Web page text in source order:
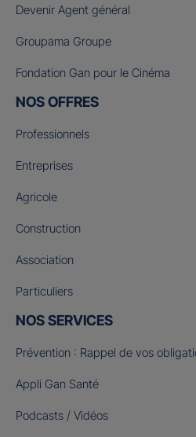
Devenir Agent général
Groupama Groupe
Fondation Gan pour le Cinéma
NOS OFFRES
Professionnels
Entreprises
Agricole
Construction
Association
Particuliers
NOS SERVICES
Prévention : Rappel de vos
Appli Gan Santé
Podcasts / Vidéos